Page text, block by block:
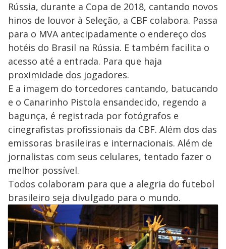
Rússia, durante a Copa de 2018, cantando novos
hinos de louvor à Seleção, a CBF colabora. Passa
para o MVA antecipadamente o endereço dos
hotéis do Brasil na Rússia. E também facilita o
acesso até a entrada. Para que haja
proximidade dos jogadores.
E a imagem do torcedores cantando, batucando
e o Canarinho Pistola ensandecido, regendo a
bagunça, é registrada por fotógrafos e
cinegrafistas profissionais da CBF. Além dos das
emissoras brasileiras e internacionais. Além de
jornalistas com seus celulares, tentado fazer o
melhor possível.
Todos colaboram para que a alegria do futebol
brasileiro seja divulgado para o mundo.